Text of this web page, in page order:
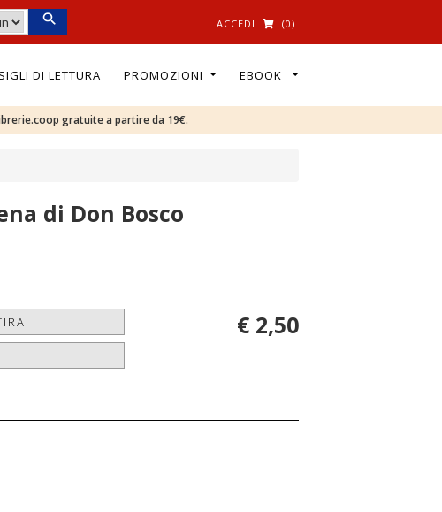
ACCEDI (0)
DI LETTURA PROMOZIONI EBOOK
gratuite a partire da 19€.
di Don Bosco
€ 2,50